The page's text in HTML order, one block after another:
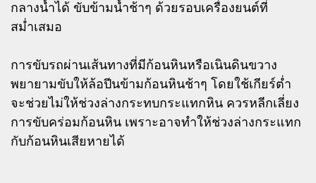
กลางน้ำได้ ขับข้ามน้ำช้าๆ ด้วยรอบเครื่องยนต์ที่
สม่ำเสมอ
การขับรถผ่านเส้นทางที่มีก้อนหินหรือเนินดินขวาง
พยายามขับให้ล้อปีนข้ามก้อนหินช้าๆ โดยใช้เกียร์ต่ำ
จะช่วยไม่ให้ช่วงล่างกระทบกระแทกหิน ควรหลีกเลี่ยง
การขับคร่อมก้อนหิน เพราะอาจทำให้ช่วงล่างกระแทก
กับก้อนหินเสียหายได้